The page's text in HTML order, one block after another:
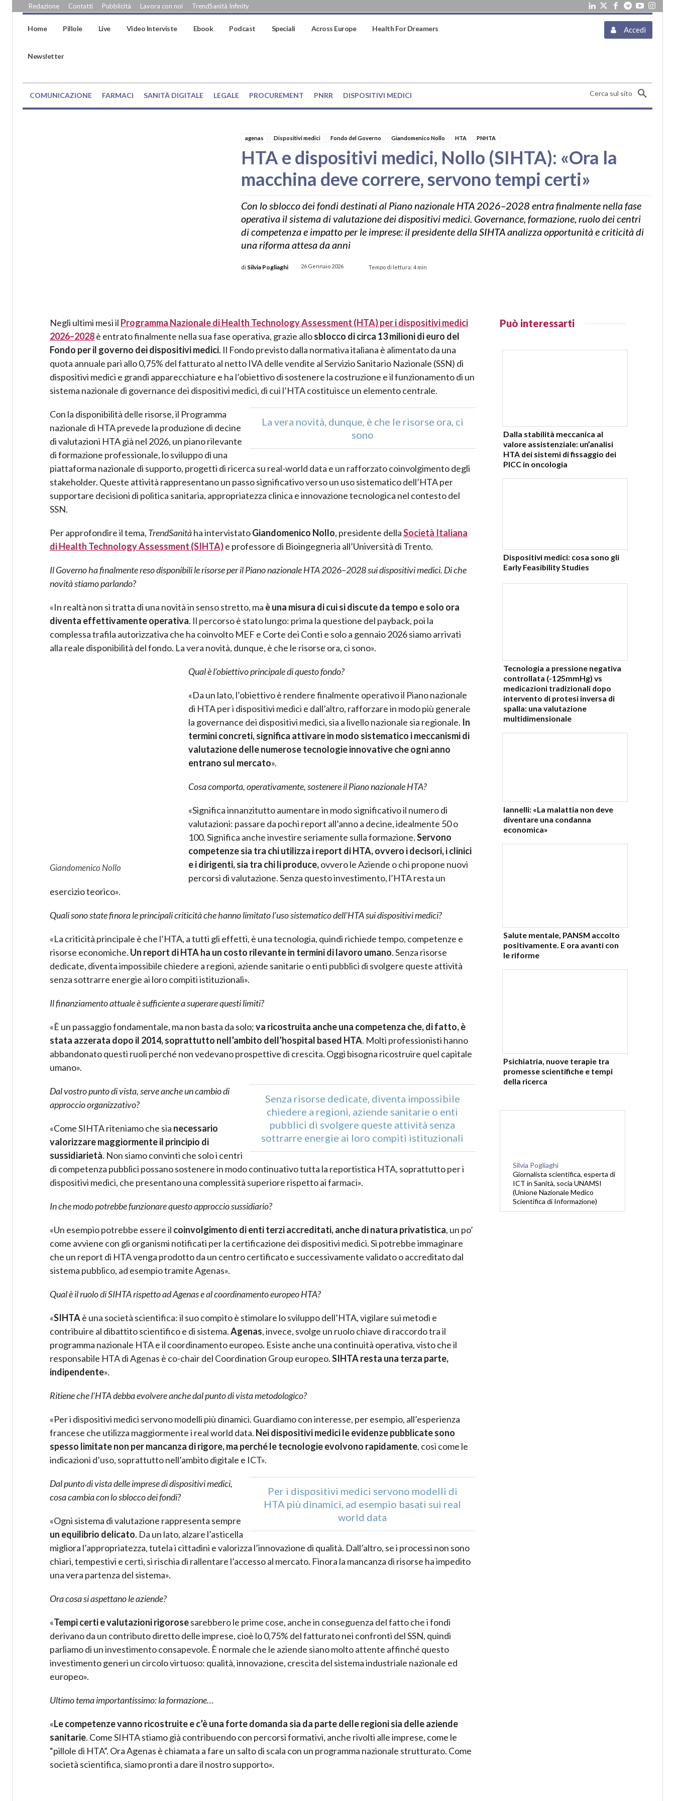
Redazione Contatti Pubblicità Lavora con noi TrendSanità Infinity
Home Pillole Live Video Interviste Ebook Podcast Speciali Across Europe Health For Dreamers
Newsletter
Accedi
COMUNICAZIONE FARMACI SANITÀ DIGITALE LEGALE PROCUREMENT PNRR DISPOSITIVI MEDICI Cerca sul sito
agenas Dispositivi medici Fondo del Governo Giandomenico Nollo HTA PNHTA
HTA e dispositivi medici, Nollo (SIHTA): «Ora la
macchina deve correre, servono tempi certi»
Con lo sblocco dei fondi destinati al Piano nazionale HTA 2026–2028 entra finalmente nella fase
operativa il sistema di valutazione dei dispositivi medici. Governance, formazione, ruolo dei centri
di competenza e impatto per le imprese: il presidente della SIHTA analizza opportunità e criticità di
una riforma attesa da anni
di Silvia Pogliaghi 26 Gennaio 2026 Tempo di lettura: 4 min
Negli ultimi mesi il Programma Nazionale di Health Technology Assessment (HTA) per i dispositivi medici
2026–2028è entrato finalmente nella sua fase operativa, grazie allosblocco di circa 13 milioni di euro del
Fondo per il governo dei dispositivi medici. Il Fondo previsto dalla normativa italiana è alimentato da una
quota annuale pari allo 0,75% del fatturato al netto IVA delle vendite al Servizio Sanitario Nazionale (SSN) di
dispositivi medici e grandi apparecchiature e ha l’obiettivo di sostenere la costruzione e il funzionamento di un
sistema nazionale di governance dei dispositivi medici, di cui l’HTA costituisce un elemento centrale.
La vera novità, dunque, è che le risorse ora, ci
sono
Con la disponibilità delle risorse, il Programma
nazionale di HTA prevede la produzione di decine
di valutazioni HTA già nel 2026, un piano rilevante
di formazione professionale, lo sviluppo di una
piattaforma nazionale di supporto, progetti di ricerca su real-world data e un rafforzato coinvolgimento degli
stakeholder. Queste attività rappresentano un passo significativo verso un uso sistematico dell’HTA per
supportare decisioni di politica sanitaria, appropriatezza clinica e innovazione tecnologica nel contesto del
SSN.
Per approfondire il tema, TrendSanitàha intervistatoGiandomenico Nollo, presidente dellaSocietà Italiana
di Health Technology Assessment (SIHTA)e professore di Bioingegneria all’Università di Trento.
Il Governo ha finalmente reso disponibili le risorse per il Piano nazionale HTA 2026–2028 sui dispositivi medici. Di che
novità stiamo parlando?
«In realtà non si tratta di una novità in senso stretto, ma è una misura di cui si discute da tempo e solo ora
diventa effettivamente operativa. Il percorso è stato lungo: prima la questione del payback, poi la
complessa trafila autorizzativa che ha coinvolto MEF e Corte dei Conti e solo a gennaio 2026 siamo arrivati
alla reale disponibilità del fondo. La vera novità, dunque, è che le risorse ora, ci sono».
Giandomenico Nollo
Qual è l’obiettivo principale di questo fondo?
«Da un lato, l’obiettivo è rendere finalmente operativo il Piano nazionale
di HTA per i dispositivi medici e dall’altro, rafforzare in modo più generale
la governance dei dispositivi medici, sia a livello nazionale sia regionale. In
termini concreti, significa attivare in modo sistematico i meccanismi di
valutazione delle numerose tecnologie innovative che ogni anno
entrano sul mercato».
Cosa comporta, operativamente, sostenere il Piano nazionale HTA?
«Significa innanzitutto aumentare in modo significativo il numero di
valutazioni: passare da pochi report all’anno a decine, idealmente 50 o
100. Significa anche investire seriamente sulla formazione.Servono
competenze sia tra chi utilizza i report di HTA, ovvero i decisori, i clinici
e i dirigenti, sia tra chi li produce,ovvero le Aziende o chi propone nuovi
percorsi di valutazione. Senza questo investimento, l’HTA resta un
esercizio teorico».
Quali sono state finora le principali criticità che hanno limitato l’uso sistematico dell’HTA sui dispositivi medici?
«La criticità principale è che l’HTA, a tutti gli effetti, è una tecnologia, quindi richiede tempo, competenze e
risorse economiche. Un report di HTA ha un costo rilevante in termini di lavoro umano. Senza risorse
dedicate, diventa impossibile chiedere a regioni, aziende sanitarie o enti pubblici di svolgere queste attività
senza sottrarre energie ai loro compiti istituzionali».
Il finanziamento attuale è sufficiente a superare questi limiti?
«È un passaggio fondamentale, ma non basta da solo;va ricostruita anche una competenza che, di fatto, è
stata azzerata dopo il 2014, soprattutto nell’ambito dell’hospital based HTA. Molti professionisti hanno
abbandonato questi ruoli perché non vedevano prospettive di crescita. Oggi bisogna ricostruire quel capitale
umano».
Senza risorse dedicate, diventa impossibile
chiedere a regioni, aziende sanitarie o enti
pubblici di svolgere queste attività senza
sottrarre energie ai loro compiti istituzionali
Dal vostro punto di vista, serve anche un cambio di
approccio organizzativo?
«Come SIHTA riteniamo che sia necessario
valorizzare maggiormente il principio di
sussidiarietà. Non siamo convinti che solo i centri
di competenza pubblici possano sostenere in modo continuativo tutta la reportistica HTA, soprattutto per i
dispositivi medici, che presentano una complessità superiore rispetto ai farmaci».
In che modo potrebbe funzionare questo approccio sussidiario?
«Un esempio potrebbe essere il coinvolgimento di enti terzi accreditati, anche di natura privatistica, un po’
come avviene con gli organismi notificati per la certificazione dei dispositivi medici. Si potrebbe immaginare
che un report di HTA venga prodotto da un centro certificato e successivamente validato o accreditato dal
sistema pubblico, ad esempio tramite Agenas».
Qual è il ruolo di SIHTA rispetto ad Agenas e al coordinamento europeo HTA?
«SIHTAè una società scientifica: il suo compito è stimolare lo sviluppo dell’HTA, vigilare sui metodi e
contribuire al dibattito scientifico e di sistema.Agenas, invece, svolge un ruolo chiave di raccordo tra il
programma nazionale HTA e il coordinamento europeo. Esiste anche una continuità operativa, visto che il
responsabile HTA di Agenas è co-chair del Coordination Group europeo.SIHTA resta una terza parte,
indipendente».
Ritiene che l’HTA debba evolvere anche dal punto di vista metodologico?
«Per i dispositivi medici servono modelli più dinamici. Guardiamo con interesse, per esempio, all’esperienza
francese che utilizza maggiormente i real world data. Nei dispositivi medici le evidenze pubblicate sono
spesso limitate non per mancanza di rigore, ma perché le tecnologie evolvono rapidamente, così come le
indicazioni d’uso, soprattutto nell’ambito digitale e ICT».
Per i dispositivi medici servono modelli di
HTA più dinamici, ad esempio basati sui real
world data
Dal punto di vista delle imprese di dispositivi medici,
cosa cambia con lo sblocco dei fondi?
«Ogni sistema di valutazione rappresenta sempre
un equilibrio delicato. Da un lato, alzare l’asticella
migliora l’appropriatezza, tutela i cittadini e valorizza l’innovazione di qualità. Dall’altro, se i processi non sono
chiari, tempestivi e certi, si rischia di rallentare l’accesso al mercato. Finora la mancanza di risorse ha impedito
una vera partenza del sistema».
Ora cosa si aspettano le aziende?
«Tempi certi e valutazioni rigorosesarebbero le prime cose, anche in conseguenza del fatto che i fondi
derivano da un contributo diretto delle imprese, cioè lo 0,75% del fatturato nei confronti del SSN, quindi
parliamo di un investimento consapevole. È normale che le aziende siano molto attente affinché questo
investimento generi un circolo virtuoso: qualità, innovazione, crescita del sistema industriale nazionale ed
europeo».
Ultimo tema importantissimo: la formazione…
«Le competenze vanno ricostruite e c’è una forte domanda sia da parte delle regioni sia delle aziende
sanitarie. Come SIHTA stiamo già contribuendo con percorsi formativi, anche rivolti alle imprese, come le
“pillole di HTA”. Ora Agenas è chiamata a fare un salto di scala con un programma nazionale strutturato. Come
società scientifica, siamo pronti a dare il nostro supporto».
Può interessarti
Dalla stabilità meccanica al
valore assistenziale: un’analisi
HTA dei sistemi di fissaggio dei
PICC in oncologia
Dispositivi medici: cosa sono gli
Early Feasibility Studies
Tecnologia a pressione negativa
controllata (-125mmHg) vs
medicazioni tradizionali dopo
intervento di protesi inversa di
spalla: una valutazione
multidimensionale
Iannelli: «La malattia non deve
diventare una condanna
economica»
Salute mentale, PANSM accolto
positivamente. E ora avanti con
le riforme
Psichiatria, nuove terapie tra
promesse scientifiche e tempi
della ricerca
Silvia Pogliaghi
Giornalista scientifica, esperta di
ICT in Sanità, socia UNAMSI
(Unione Nazionale Medico
Scientifica di Informazione)